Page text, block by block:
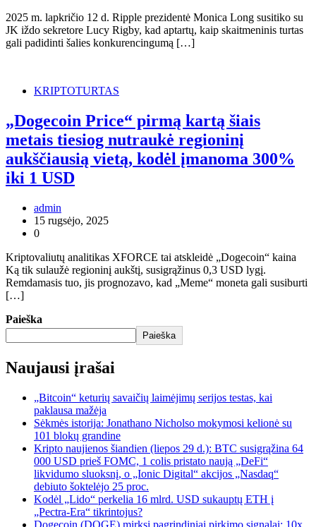
2025 m. lapkričio 12 d. Ripple prezidentė Monica Long susitiko su
JK iždo sekretore Lucy Rigby, kad aptartų, kaip skaitmeninis turtas
gali padidinti šalies konkurencingumą […]
KRIPTOTURTAS
„Dogecoin Price“ pirmą kartą šiais
metais tiesiog nutraukė regioninį
aukščiausią vietą, kodėl įmanoma 300%
iki 1 USD
admin
15 rugsėjo, 2025
0
Kriptovaliutų analitikas XFORCE tai atskleidė „Dogecoin“ kaina
Ką tik sulaužė regioninį aukštį, susigrąžinus 0,3 USD lygį.
Remdamasis tuo, jis prognozavo, kad „Meme“ moneta gali susiburti
[…]
Paieška
Paieška
Naujausi įrašai
„Bitcoin“ keturių savaičių laimėjimų serijos testas, kai
paklausa mažėja
Sėkmės istorija: Jonathano Nicholso mokymosi kelionė su
101 blokų grandine
Kripto naujienos šiandien (liepos 29 d.): BTC susigrąžina 64
000 USD prieš FOMC, 1 colis pristato naują „DeFi“
likvidumo sluoksnį, o „Ionic Digital“ akcijos „Nasdaq“
debiuto šoktelėjo 25 proc.
Kodėl „Lido“ perkelia 16 mlrd. USD sukauptų ETH į
„Pectra-Era“ tikrintojus?